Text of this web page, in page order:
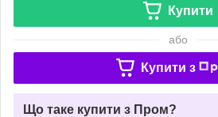
Купити
або
Купити з
Що таке купити з Пром?